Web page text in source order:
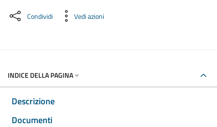
Dettaglio del documento
Condividi Vedi azioni
INDICE DELLA PAGINA
Descrizione
Documenti